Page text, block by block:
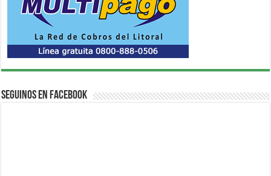
Seguinos en Facebook